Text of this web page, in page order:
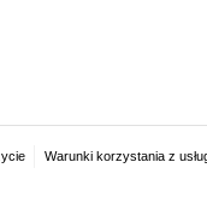
Warunki korzystania z